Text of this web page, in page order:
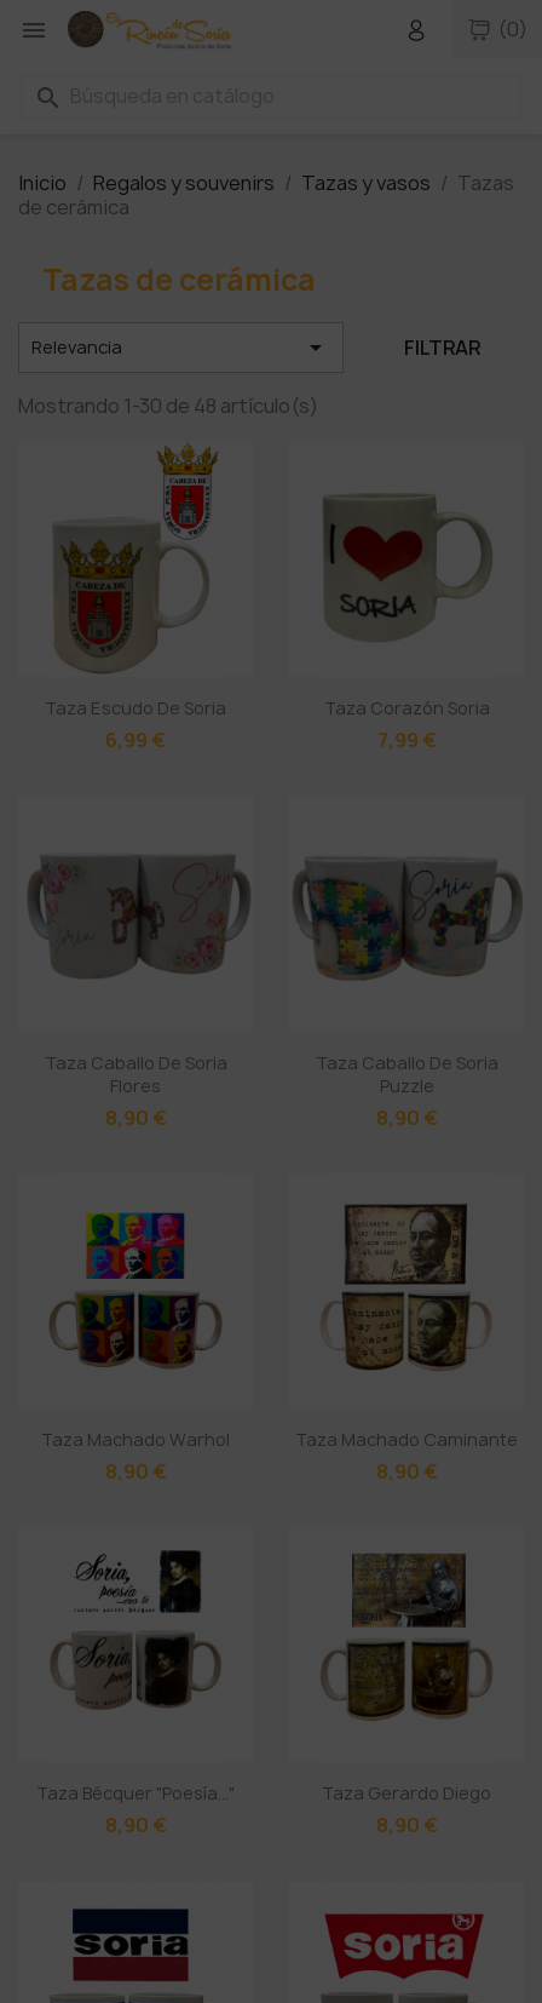
 (0)
search
Inicio Regalos y souvenirs Tazas y vasos
Tazas
de cerámica
Tazas de cerámica
Relevancia  FILTRAR
Mostrando 1-30 de 48 artículo(s)
Taza Escudo De Soria
6,99 €
Taza Corazón Soria
7,99 €
Taza Caballo De Soria
Flores
8,90 €
Taza Caballo De Soria
Puzzle
8,90 €
Taza Machado Warhol
8,90 €
Taza Machado Caminante
8,90 €
Taza Bécquer "poesía..."
8,90 €
Taza Gerardo Diego
8,90 €